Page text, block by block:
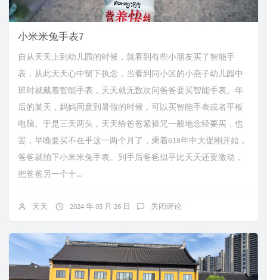
小米米兔手表7
自从天天上到幼儿园的时候，就看到有些小朋友买了智能手
表，从此天天心中留下执念，当看到同小区的小燕子幼儿园中
班时就戴着智能手表，天天就无数次问爸爸要买智能手表。年
后的某天，妈妈同意到暑假的时候，可以买智能手表或者平板
电脑。于是三天两头，天天给爸爸紧箍咒一般地念经要买，也
罢，早晚要买不在乎这一两个月了，乘着618年中大促刚开始，
爸爸就拍下小米米兔手表。到手后爸爸似乎比天天还要激动，
把爸爸另一个十...
天天 2024 年 05 月 26 日 关闭评论